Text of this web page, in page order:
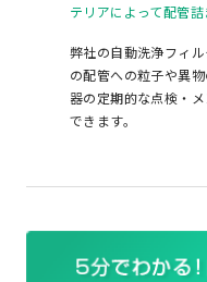
テリアによって配管
弊社の自動洗浄フィ
の配管への粒子や異
器の定期的な点検・
できます。